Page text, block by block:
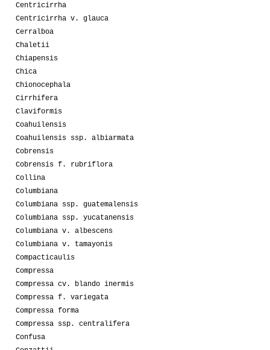
Centricirrha
Centricirrha v. glauca
Cerralboa
Chaletii
Chiapensis
Chica
Chionocephala
Cirrhifera
Claviformis
Coahuilensis
Coahuilensis ssp. albiarmata
Cobrensis
Cobrensis f. rubriflora
Collina
Columbiana
Columbiana ssp. guatemalensis
Columbiana ssp. yucatanensis
Columbiana v. albescens
Columbiana v. tamayonis
Compacticaulis
Compressa
Compressa cv. blando inermis
Compressa f. variegata
Compressa forma
Compressa ssp. centralifera
Confusa